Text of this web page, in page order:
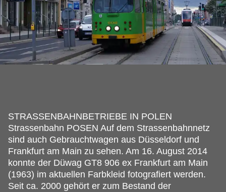
STRASSENBAHNBETRIEBE IN POLEN
Strassenbahn POSEN Auf dem Strassenbahnnetz
sind auch Gebrauchtwagen aus Düsseldorf und
Frankfurt am Main zu sehen. Am 16. August 2014
konnte der Düwag GT8 906 ex Frankfurt am Main
(1963) im aktuellen Farbkleid fotografiert werden.
Seit ca. 2000 gehört er zum Bestand der